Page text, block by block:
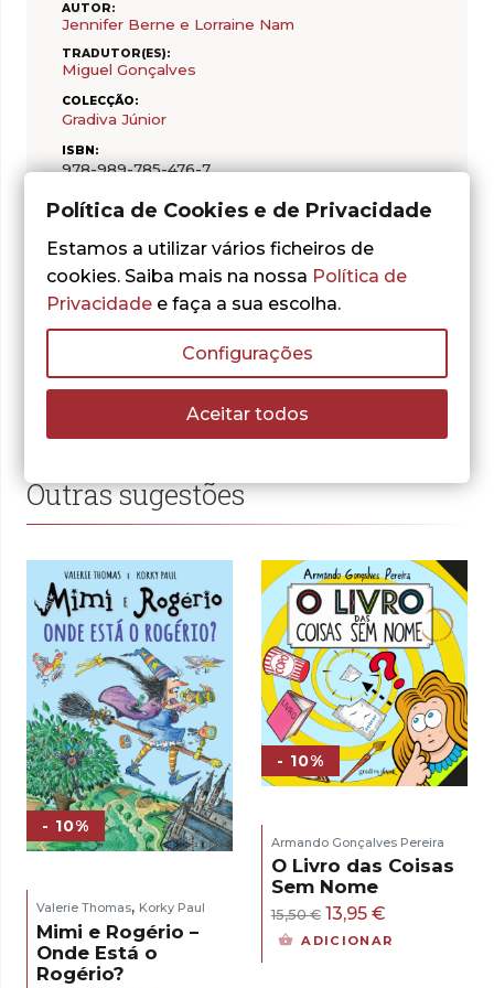
AUTOR:
Jennifer Berne e Lorraine Nam
TRADUTOR(ES):
Miguel Gonçalves
COLECÇÃO:
Gradiva Júnior
ISBN:
978-989-785-476-7
DATA DE PUBLICAÇÃO:
30/06/2026
PÁGINAS:
CAPA:
Outras sugestões
- 10%
Valerie Thomas, Korky Paul
Mimi e Rogério –
Onde Está o
Rogério?
- 10%
Armando Gonçalves Pereira
O Livro das Coisas
Sem Nome
15,50€ O
preço
13,95 €O
preço
ADICIONAR
Política de Cookies e de Privacidade
Estamos a utilizar vários ficheiros de
cookies. Saiba mais na nossa Política de
Privacidade e faça a sua escolha.
Configurações
Aceitar todos